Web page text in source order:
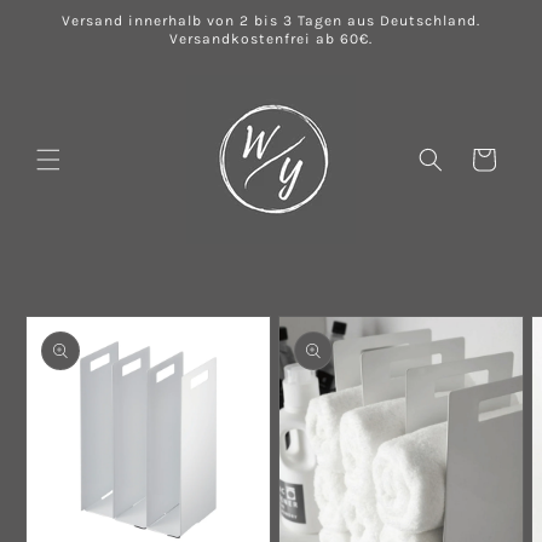
zumVersand innerhalb von 2 bis 3 Tagen aus Deutschland.
Versandkostenfrei ab 60€.
Warenkorb